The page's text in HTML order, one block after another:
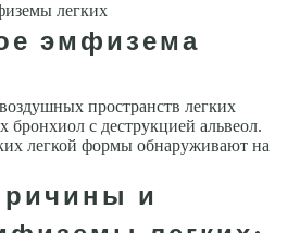
легких
эмфизема
пространств легких
бронхиол с деструкцией альвеол.
легкой формы обнаруживают на
и